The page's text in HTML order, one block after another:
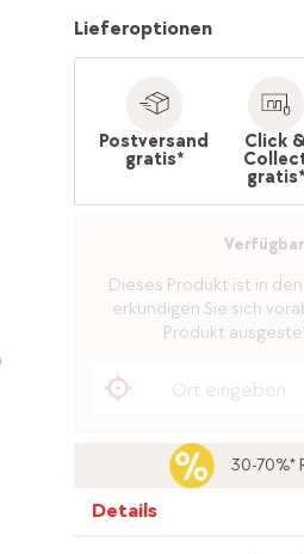
Lieferoptionen
Postversand
gratis*
Click
gratis*
Dieses Produkt ist in
erkundigen Sie sich
Produkt
30-70%*
Details